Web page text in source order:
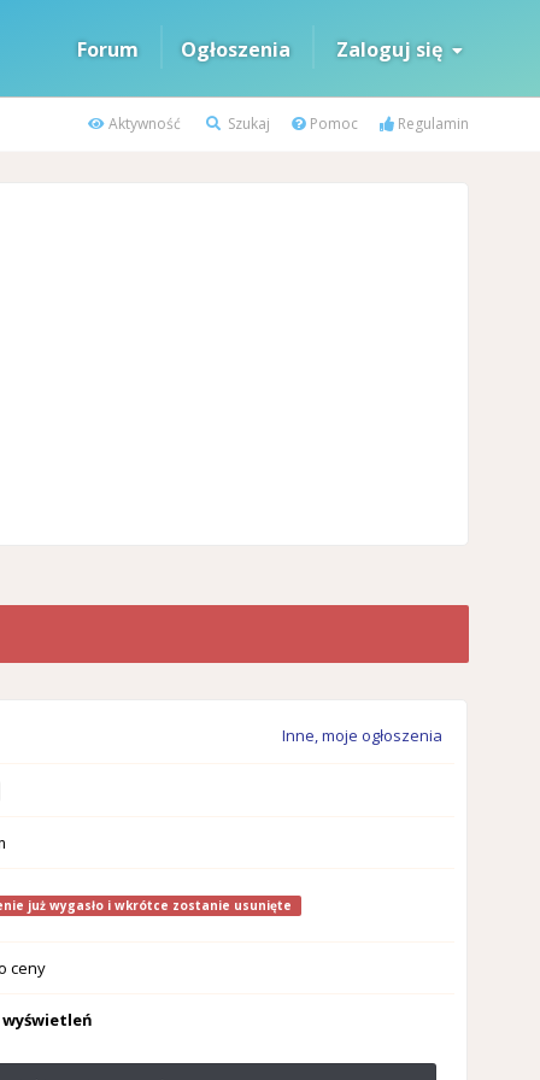
Forum Ogłoszenia Zaloguj się
Aktywność Szukaj Pomoc Regulamin
Inne, moje ogłoszenia
już wygasło i wkrótce zostanie usunięte
ceny
wyświetleń